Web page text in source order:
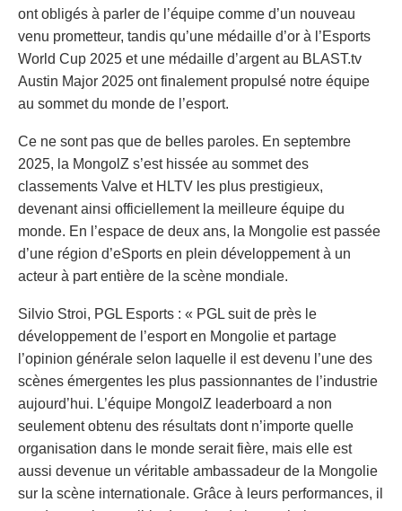
ont obligés à parler de l’équipe comme d’un nouveau
venu prometteur, tandis qu’une médaille d’or à l’Esports
World Cup 2025 et une médaille d’argent au BLAST.tv
Austin Major 2025 ont finalement propulsé notre équipe
au sommet du monde de l’esport.
Ce ne sont pas que de belles paroles. En septembre
2025, la MongolZ s’est hissée au sommet des
classements Valve et HLTV les plus prestigieux,
devenant ainsi officiellement la meilleure équipe du
monde. En l’espace de deux ans, la Mongolie est passée
d’une région d’eSports en plein développement à un
acteur à part entière de la scène mondiale.
Silvio Stroi, PGL Esports : « PGL suit de près le
développement de l’esport en Mongolie et partage
l’opinion générale selon laquelle il est devenu l’une des
scènes émergentes les plus passionnantes de l’industrie
aujourd’hui. L’équipe MongolZ leaderboard a non
seulement obtenu des résultats dont n’importe quelle
organisation dans le monde serait fière, mais elle est
aussi devenue un véritable ambassadeur de la Mongolie
sur la scène internationale. Grâce à leurs performances, il